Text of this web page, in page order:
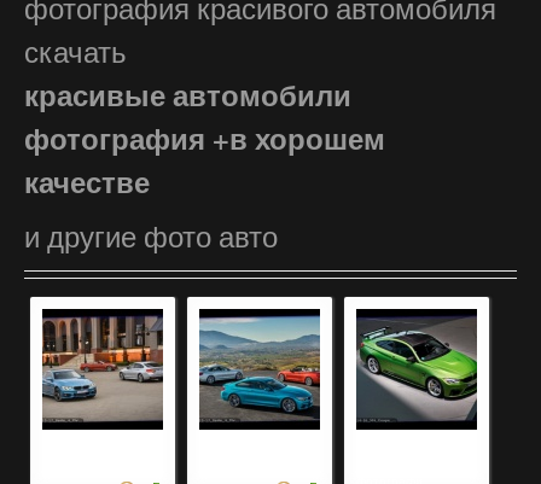
фотография красивого автомобиля
скачать
красивые автомобили
фотография +в хорошем
качестве
и другие фото авто